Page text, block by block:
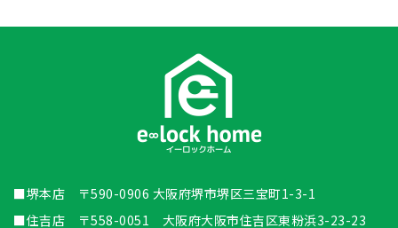
■堺本店 〒590-0906 大阪府堺市堺区三宝町1-3-1
■住吉店 〒558-0051 大阪府大阪市住吉区東粉浜3-23-23